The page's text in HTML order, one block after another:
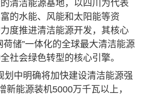
清洁能源基地，以四川为代表
的水能、风能和太阳能等资
度推进清洁能源开发，其核心
荷储”一体化的全球最大清洁能源
社会绿色转型的核心引擎。
划中明确将加快建设清洁能源强
新能源装机5000万千瓦以上，